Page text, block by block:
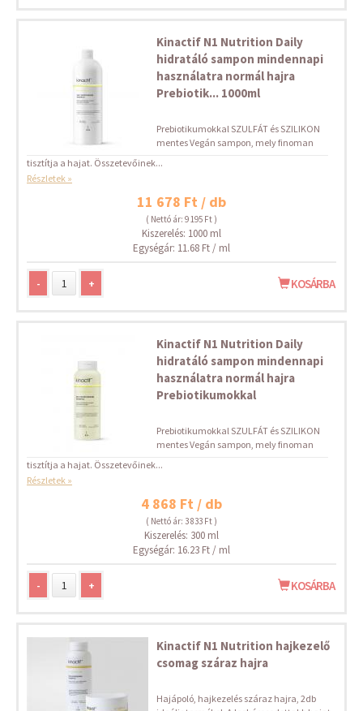
Kinactif N1 Nutrition Daily
hidratáló sampon mindennapi
használatra normál hajra
Prebiotik... 1000ml
Prebiotikumokkal SZULFÁT és SZILIKON
mentes Vegán sampon, mely finoman
tisztítja a hajat. Összetevőinek...
Részletek »
11 678 Ft / db
( Nettó ár: 9 195 Ft )
Kiszerelés: 1000 ml
Egységár: 11.68 Ft / ml
- + KOSÁRBA
Kinactif N1 Nutrition Daily
hidratáló sampon mindennapi
használatra normál hajra
Prebiotikumokkal
Prebiotikumokkal SZULFÁT és SZILIKON
mentes Vegán sampon, mely finoman
tisztítja a hajat. Összetevőinek...
Részletek »
4 868 Ft / db
( Nettó ár: 3 833 Ft )
Kiszerelés: 300 ml
Egységár: 16.23 Ft / ml
- + KOSÁRBA
Kinactif N1 Nutrition hajkezelő
csomag száraz hajra
Hajápoló, hajkezelés száraz hajra, 2db